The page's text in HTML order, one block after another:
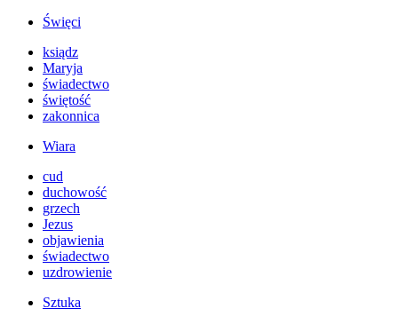
Święci
ksiądz
Maryja
świadectwo
świętość
zakonnica
Wiara
cud
duchowość
grzech
Jezus
objawienia
świadectwo
uzdrowienie
Sztuka